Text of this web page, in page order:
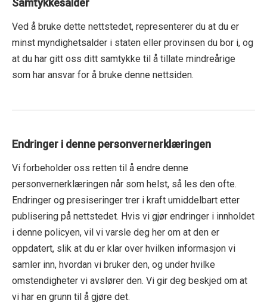
Samtykkesalder
Ved å bruke dette nettstedet, representerer du at du er
minst myndighetsalder i staten eller provinsen du bor i, og
at du har gitt oss ditt samtykke til å tillate mindreårige
som har ansvar for å bruke denne nettsiden.
Endringer i denne personvernerklæringen
Vi forbeholder oss retten til å endre denne
personvernerklæringen når som helst, så les den ofte.
Endringer og presiseringer trer i kraft umiddelbart etter
publisering på nettstedet. Hvis vi gjør endringer i innholdet
i denne policyen, vil vi varsle deg her om at den er
oppdatert, slik at du er klar over hvilken informasjon vi
samler inn, hvordan vi bruker den, og under hvilke
omstendigheter vi avslører den. Vi gir deg beskjed om at
vi har en grunn til å gjøre det.